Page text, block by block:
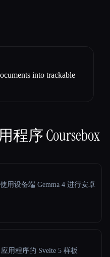
into trackable
程序Coursebox
用设备端 Gemma 4 进行安卓
用程序的 Svelte 5 样板